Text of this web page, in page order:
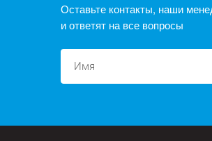
Оставьте контакты, наши
и ответят на все вопросы